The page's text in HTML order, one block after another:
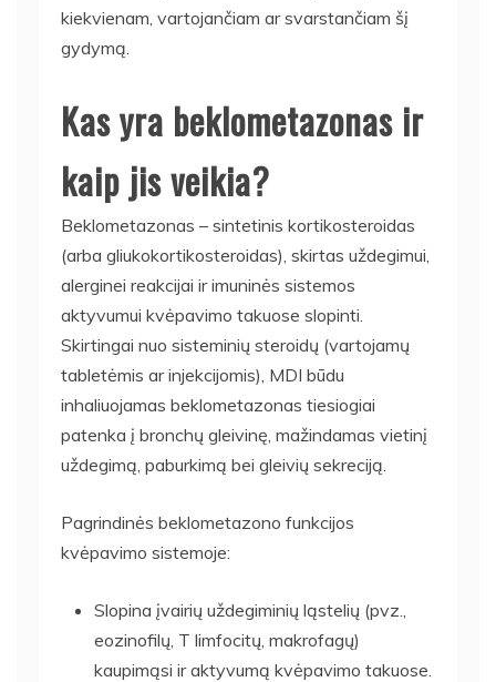
kiekvienam, vartojančiam ar svarstančiam šį
gydymą.
Kas yra beklometazonas ir
kaip jis veikia?
Beklometazonas – sintetinis kortikosteroidas
(arba gliukokortikosteroidas), skirtas uždegimui,
alerginei reakcijai ir imuninės sistemos
aktyvumui kvėpavimo takuose slopinti.
Skirtingai nuo sisteminių steroidų (vartojamų
tabletėmis ar injekcijomis), MDI būdu
inhaliuojamas beklometazonas tiesiogiai
patenka į bronchų gleivinę, mažindamas vietinį
uždegimą, paburkimą bei gleivių sekreciją.
Pagrindinės beklometazono funkcijos
kvėpavimo sistemoje:
Slopina įvairių uždegiminių ląstelių (pvz.,
eozinofilų, T limfocitų, makrofagų)
kaupimąsi ir aktyvumą kvėpavimo takuose.